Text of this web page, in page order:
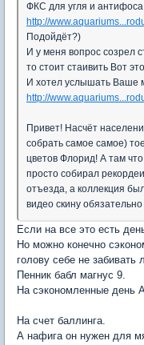
ФКС для угля и
http://
Подойдёт?)
И у меня вопрос созрел
то стоит стаивить Вот это
И хотел услышать Ваше
http://
Привет! Насчёт
собрать самое самое)
цветов Флорид! А там
просто собирал
отъезда, а коллекция
видео скину обязательно
Если на все это есть
Но можно конечно
голову себе не забивать
Пенник бабл магнус 9.
На сэкономленные день
На счет баллинга.
А нафига он нужен для